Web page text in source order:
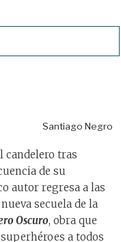
Santiago Negro
candelero tras
de su
autor regresa a las
secuela de la
Oscuro, obra que
a todos